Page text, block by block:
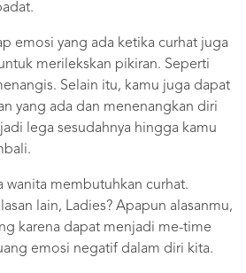
emosi yang ada ketika curhat juga
merilekskan pikiran. Seperti
Selain itu, kamu juga dapat
yang ada dan menenangkan diri
lega sesudahnya hingga kamu
wanita membutuhkan curhat.
lain, Ladies? Apapun alasanmu,
karena dapat menjadi me-time
emosi negatif dalam diri kita.